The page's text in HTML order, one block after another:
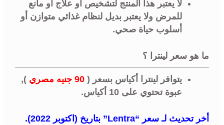
لا يعتبر هذا المنتج لتشخيص أو علاج أو مانع
للمرض ولا يعتبر بديل لنظام غذائي متوازن أو
أسلوب حياة صحي.
ما هو سعر لينترا ؟
يتوافر لينترا أكياس بسعر ( 90 جنيه مصري
),
عبوة تحتوي على 10 أكياس.
أخر تحديث لـ سعر “Lentra” بتاريخ (اكتوبر 2022).